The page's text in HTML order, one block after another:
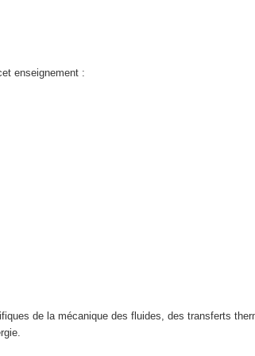
enseignement :
de la mécanique des fluides, des transferts